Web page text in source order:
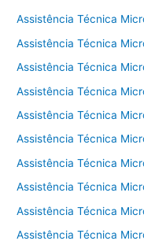
Assistência Técnica
Assistência Técnica
Assistência Técnica
Assistência Técnica
Assistência Técnica
Assistência Técnica
Assistência Técnica
Assistência Técnica
Assistência Técnica
Assistência Técnica